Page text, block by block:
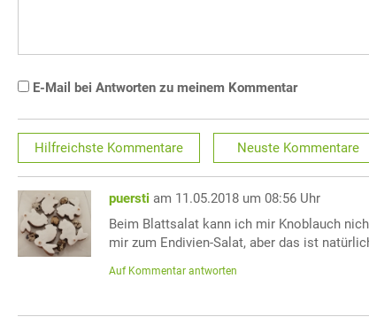
E-Mail bei Antworten zu meinem Kommentar
Hilfreichste Kommentare Neuste Kommentare
puersti am 11.05.2018 um 08:56 Uhr
Beim Blattsalat kann ich mir Knoblauch
mir zum Endivien-Salat, aber das ist
Auf Kommentar antworten